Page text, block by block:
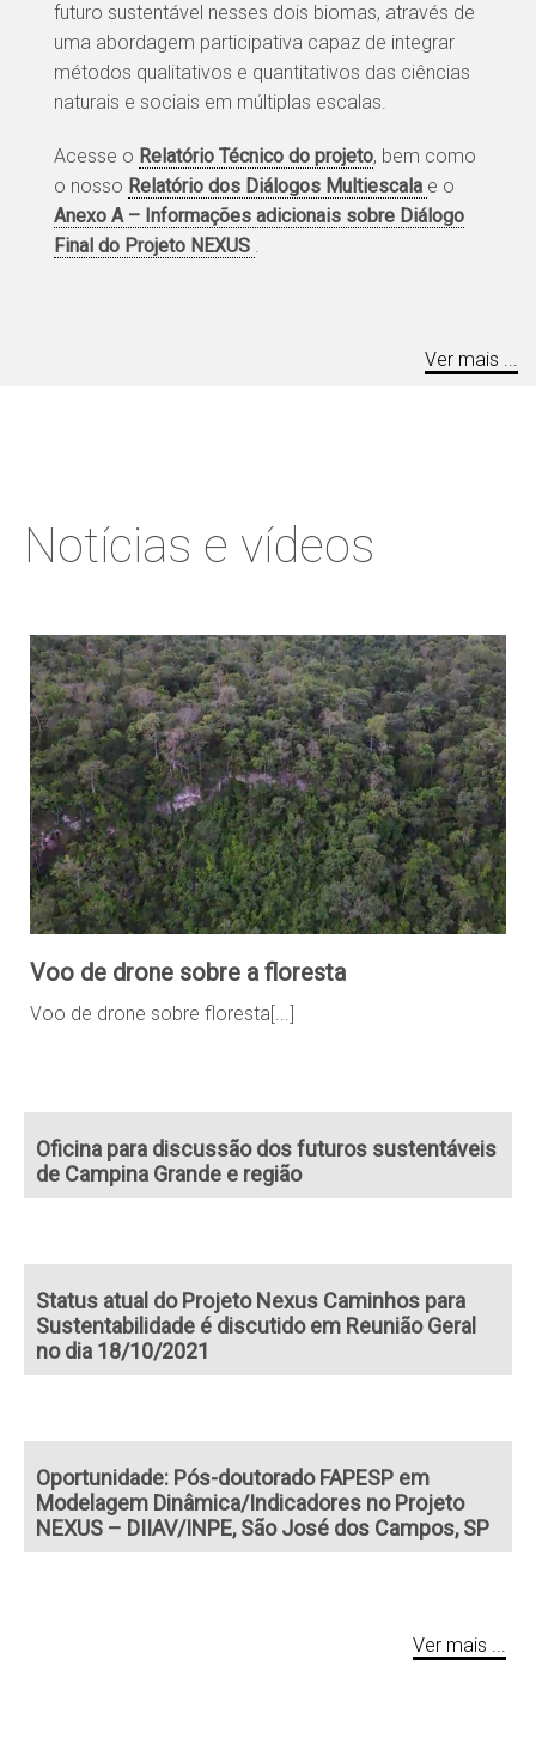
futuro sustentável nesses dois biomas, através de
uma abordagem participativa capaz de integrar
métodos qualitativos e quantitativos das ciências
naturais e sociais em múltiplas escalas.
Acesse o Relatório Técnico do projeto, bem como
o nosso Relatório dos Diálogos Multiescala e o
Anexo A – Informações adicionais sobre Diálogo
Final do Projeto NEXUS .
Notícias e vídeos
Voo de drone sobre a floresta
Voo de drone sobre floresta[...]
Oficina para discussão dos futuros sustentáveis
de Campina Grande e região
Status atual do Projeto Nexus Caminhos para
Sustentabilidade é discutido em Reunião Geral
no dia 18/10/2021
Oportunidade: Pós-doutorado FAPESP em
Modelagem Dinâmica/Indicadores no Projeto
NEXUS – DIIAV/INPE, São José dos Campos, SP